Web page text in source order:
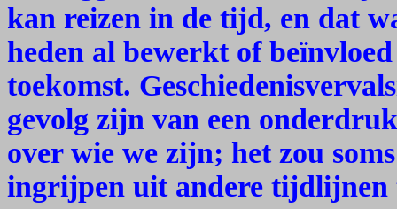
kan reizen in de tijd, en dat
heden al bewerkt of
toekomst.
gevolg zijn van een
over wie we zijn; het zou
ingrijpen uit andere tijdlijnen